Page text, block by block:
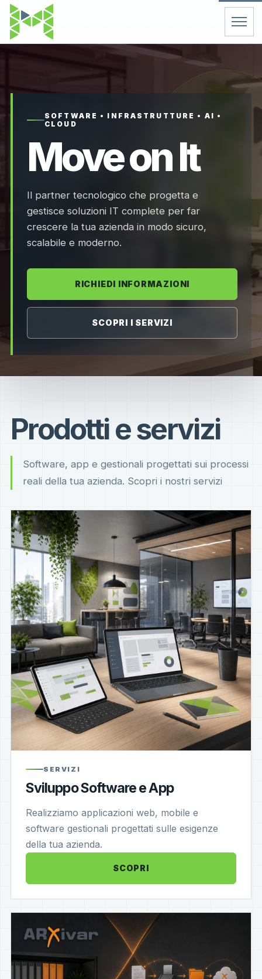
Servizi
Chi Siamo
Contatti
FAQ
Support
SOFTWARE • INFRASTRUTTURE • AI •
CLOUD
Move on It
Il partner tecnologico che progetta e
gestisce soluzioni IT complete per far
crescere la tua azienda in modo sicuro,
scalabile e moderno.
RICHIEDI INFORMAZIONI
SCOPRI I SERVIZI
Prodotti e servizi
Software, app e gestionali progettati sui processi
reali della tua azienda. Scopri i nostri servizi
SERVIZI
Sviluppo Software e App
Realizziamo applicazioni web, mobile e
software gestionali progettati sulle esigenze
della tua azienda.
SCOPRI